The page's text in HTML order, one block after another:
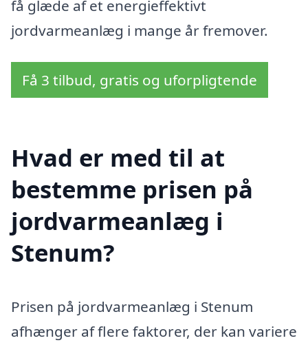
få glæde af et energieffektivt
jordvarmeanlæg i mange år fremover.
Få 3 tilbud, gratis og uforpligtende
Hvad er med til at
bestemme prisen på
jordvarmeanlæg i
Stenum?
Prisen på jordvarmeanlæg i Stenum
afhænger af flere faktorer, der kan variere